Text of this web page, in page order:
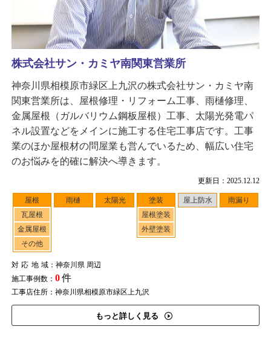
更新日：2025.12.12
屋根
瓦屋根
金属屋根
その他
雨樋 太陽光
塗装
屋根塗装
外壁塗装
屋上防水 雨漏り
対応地域：神奈川県 周辺
施工事例数： 0件
工事店住所：神奈川県相模原市緑区上九沢
もっと詳しく見る
株式会社サン・カミヤ南関東営業所
神奈川県相模原市緑区上九沢の株式会社サン・カミヤ南
関東営業所は、屋根修理・リフォーム工事、雨樋修理、
金属屋根（ガルバリウム鋼板屋根）工事、太陽光発電パ
ネル設置などをメインに施工する住宅工事店です。工事
業のほか屋根材の問屋業も営んでいるため、幅広い住宅
のお悩みを的確に解決へ導きます。